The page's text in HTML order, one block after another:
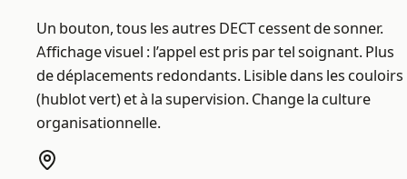
Un bouton, tous les autres DECT cessent de sonner.
Affichage visuel : l’appel est pris par tel soignant. Plus
de déplacements redondants. Lisible dans les couloirs
(hublot vert) et à la supervision. Change la culture
organisationnelle.